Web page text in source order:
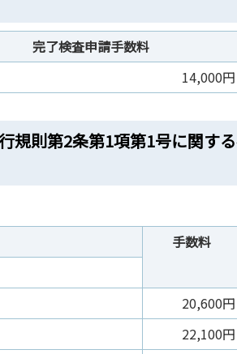
完了検査申請手数料
14,000円
規則第2条第1項第1号に関す
手数料
20,600円
22,100円